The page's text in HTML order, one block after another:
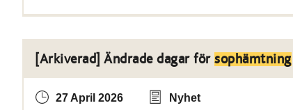
[Arkiverad] Ändrade dagar för sophämtning
27 April 2026 Nyhet